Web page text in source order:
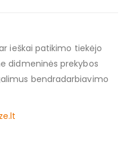
ieškai patikimo tiekėjo
didmeninės prekybos
bendradarbiavimo